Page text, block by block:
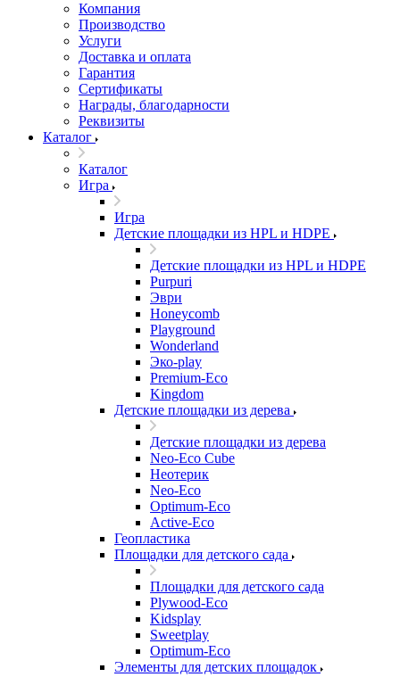
Компания
Производство
Услуги
Доставка и оплата
Гарантия
Сертификаты
Награды, благодарности
Реквизиты
Каталог
Каталог
Игра
Игра
Детские площадки из HPL и HDPE
Детские площадки из HPL и HDPE
Purpuri
Эври
Honeycomb
Playground
Wonderland
Эко-play
Premium-Eco
Kingdom
Детские площадки из дерева
Детские площадки из дерева
Neo-Eco Cube
Неотерик
Neo-Eco
Оptimum-Еco
Active-Eco
Геопластика
Площадки для детского сада
Площадки для детского сада
Plywood-Eco
Kidsplay
Sweetplay
Оptimum-Еco
Элементы для детских площадок